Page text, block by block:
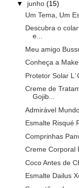
▼ junho (15)
Um Tema, Um
Descubra o
e...
Meu amigo
Conheça a
Protetor Solar
Creme de
Gojib...
Admirável
Esmalte Risqué
Comprinhas
Creme Corporal
Coco Antes de
Esmalte Dailus